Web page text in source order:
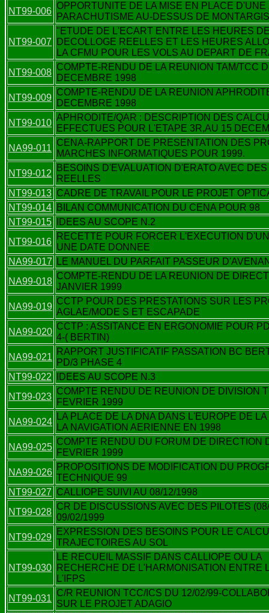
NT99-006
OPPORTUNITE DE LA MISE EN PLACE D'UNE
PARACHUTISME AU-DESSUS DE
NT99-007
"ETUDE DE L'ECART ENTRE LES HEURES
DECOLLOGE REELLES ET LES HEURES
LA CFMU POUR LES VOLS AU DEPART DE
NT99-008
COMPTE-RENDU DE LA REUNION TAM/TCC
DECEMBRE 1998
NT99-009
COMPTE-RENDU DE LA REUNION
DECEMBRE 1998
NT99-010
APHRODITE/QAR : DESCRIPTION DES
EFFECTUES POUR L'ETAPE 3R,AU 15
NA99-011
CENA-RAPPORT DE PRESENTATION DES
MARCHES INFORMATIQUES POUR 1999.
NT99-012
BESOINS D'EVALUATION D'ERATO AVEC
REELLES
NT99-013 CADRE DE TRAVAIL POUR LE PROJET
NT99-014 BILAN COMMUNICATION DU CENA POUR 98
NT99-015
IDEES AU SCOPE N.2
NT99-016
RECETTE POUR FORCER L'EXECUTION
UNE DATE DONNEE
NA99-017
LE MANUEL DU PARFAIT PASSEUR
NA99-018
COMPTE-RENDU DE LA REUNION DE
JANVIER 1999
NA99-019
CCTP POUR DES PRESTATIONS SUR LES
AGLAE/MODE S ET ESCAPADE
NA99-020
CCTP : ASSITANCE EN ERGONOMIE POUR
4-( BERTIN)
NA99-021
RAPPORT JUSTIFICATIF PASSATION BC
PD/3 PHASE 4
NT99-022
IDEES AU SCOPE N.3
NT99-023
COMPTE RENDU DE REUNION DE DIVISION
FEVRIER 1999
NA99-024
LA PLACE DE LA DNA DANS L'EUROPE DE
LA NAVIGATION AERIENNE EN 1998
NA99-025
COMPTE RENDU DU FORUM DE DIRECTION
FEVRIER 1999
NA99-026
PROPOSITIONS DE MODIFICATION DU
TECHNIQUE 99
NT99-027 CALLIOPE SUIVI AU 08/12/1998
NT99-028
CR DE DISCUSSIONS AVEC DES PILOTES
09/02/1999
NT99-029
EXPRESSION DES BESOINS POUR LE
TRAJECTOIRES AU SOL
NT99-030
LE RECUEIL MASSIF DANS CALLIOPE OU LA
RECHERCHE DE L'HARMONISATION ENTRE
L'IFPS
NT99-031
C/R REUNION TCC/ICS DU 12/02/99-
SUR LE PROJET ADAGIO